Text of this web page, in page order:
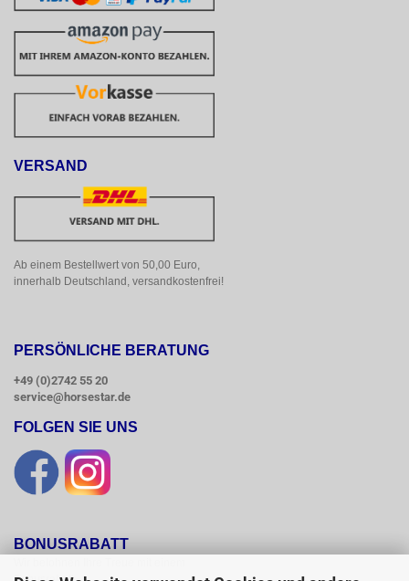
VERSAND
Ab einem Bestellwert von 50,00 Euro,
innerhalb Deutschland, versandkostenfrei!
PERSÖNLICHE BERATUNG
+49 (0)2742 55 20
service@horsestar.de
FOLGEN SIE UNS
BONUSRABATT